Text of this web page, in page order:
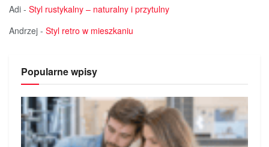
Adi - Styl rustykalny – naturalny i przytulny
Andrzej - Styl retro w mieszkaniu
Popularne wpisy